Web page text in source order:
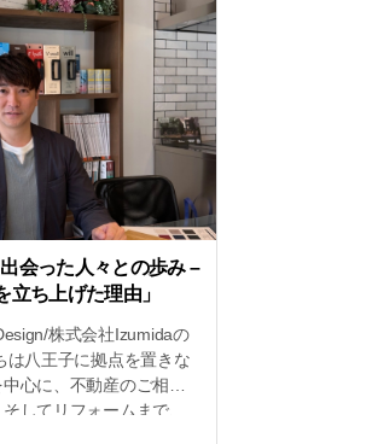
出会った人々との歩み –
ち上げた理由」
株式会社Izumidaの
は八王子に拠点を置きな
心に、不動産のご相談
してリフォームまで、
らしにトータルで関わ